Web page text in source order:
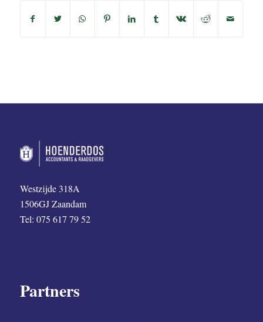
Westzijde 318A
1506GJ Zaandam
Tel: 075 617 79 52
Partners